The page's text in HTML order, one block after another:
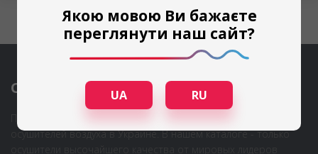
О КОМПАНИИ
Первый узкоспециализированный интернет-магазин
осушителей воздуха в Украине. В нашем каталоге - только
Якою мовою Ви бажаєте
переглянути наш сайт?
UA RU